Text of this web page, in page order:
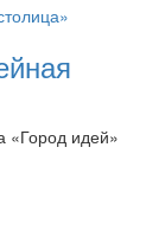
«Город идей»